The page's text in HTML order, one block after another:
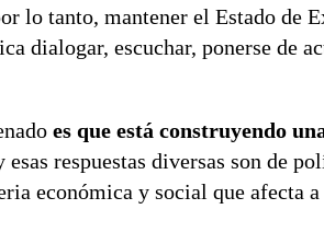
lo tanto, mantener el Estado de
dialogar, escuchar, ponerse de
es que está construyendo
respuestas diversas son de
económica y social que afecta a